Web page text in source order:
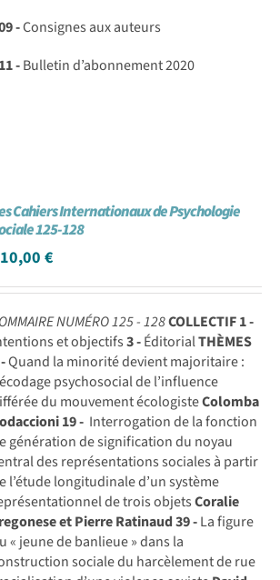
-Consignes aux auteurs
-Bulletin d’abonnement 2020
Cahiers Internationaux de Psychologie
125-128
€
NUMÉRO 125 - 128COLLECTIF1 -
et objectifs3 -ÉditorialTHÈMES
Quand la minorité devient majoritaire :
psychosocial de l’influence
du mouvement écologisteColomba
19 - Interrogation de la fonction
génération de signification du noyau
des représentations sociales à partir
l’étude longitudinale d’un système
de trois objetsCoralie
et Pierre Ratinaud39 -La figure
« jeune de banlieue » dans la
sociale du harcèlement de rue